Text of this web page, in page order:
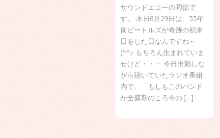
サウンドエコーの岡部で
す。 本日6月29日は、55年
前ビートルズが奇跡の初来
日をした日なんですね～
(^^♪ もちろん生まれていま
せけど・・・ 今日出勤しな
がら聴いていたラジオ番組
内で、「もしもこのバンド
が全盛期のころ今の […]